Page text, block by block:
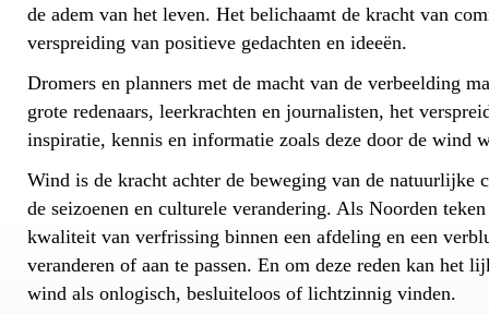
de adem van het leven. Het belichaamt de kracht van
verspreiding van positieve gedachten en ideeën.
Dromers en planners met de macht van de verbeelding
grote redenaars, leerkrachten en journalisten, het
inspiratie, kennis en informatie zoals deze door de wind
Wind is de kracht achter de beweging van de natuurlijke
de seizoenen en culturele verandering. Als Noorden
kwaliteit van verfrissing binnen een afdeling en een
veranderen of aan te passen. En om deze reden kan het
wind als onlogisch, besluiteloos of lichtzinnig vinden.